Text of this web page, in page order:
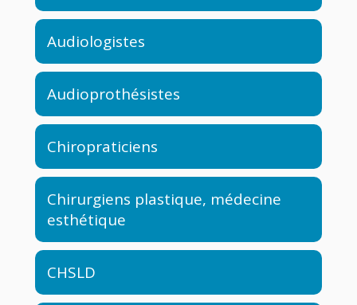
Audiologistes
Audioprothésistes
Chiropraticiens
Chirurgiens plastique, médecine
esthétique
CHSLD